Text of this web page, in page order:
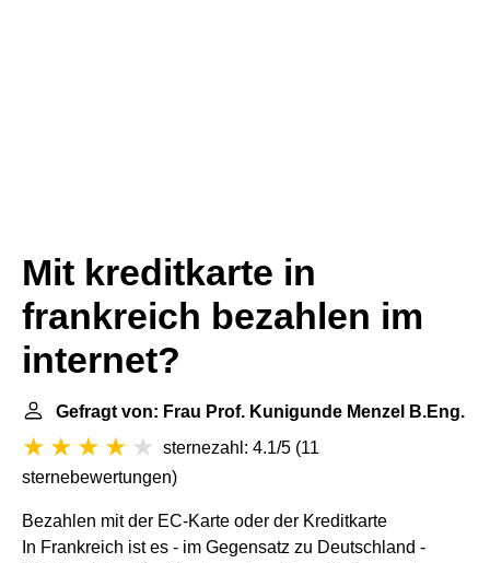
Mit kreditkarte in
frankreich bezahlen im
internet?
Gefragt von: Frau Prof. Kunigunde Menzel B.Eng.
sternezahl: 4.1/5 (11
sternebewertungen)
Bezahlen mit der EC-Karte oder der Kreditkarte
In Frankreich ist es - im Gegensatz zu Deutschland -